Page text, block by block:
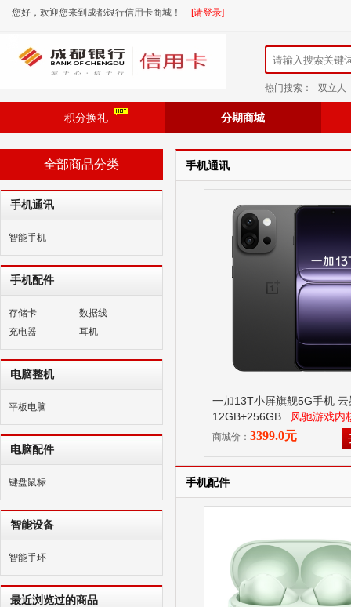
您好，欢迎您来到成都银行信用卡商城！ [请登录]
热门搜索： 双立人
积分换礼 分期商城
全部商品分类
手机通讯
智能手机
手机配件
存储卡
数据线
充电器
耳机
电脑整机
平板电脑
电脑配件
键盘鼠标
智能设备
智能手环
最近浏览过的商品
手机通讯
一加13T小屏旗舰5G手机 云
12GB+256GB
风驰游戏内
8至尊，6260mAh冰川电池
商城价： 3399.0元
手机配件